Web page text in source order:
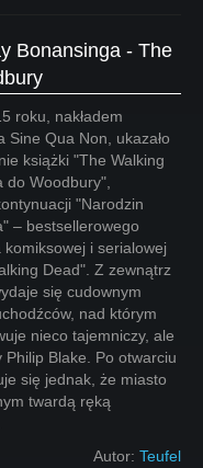
Bonansinga - The
roku, nakładem
Sine Qua Non, ukazało
książki "The Walking
do Woodbury",
"Narodzin
– bestsellerowego
komiksowej i serialowej
Dead". Z zewnątrz
się cudownym
nad którym
nieco tajemniczy, ale
Philip Blake. Po otwarciu
się jednak, że miasto
twardą ręką
Autor: Teufel